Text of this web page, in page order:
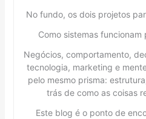
No fundo, os dois projetos
Como sistemas
Negócios, comportamento,
tecnologia, marketing e
pelo mesmo prisma:
trás de como as coisas
Este blog é o ponto de